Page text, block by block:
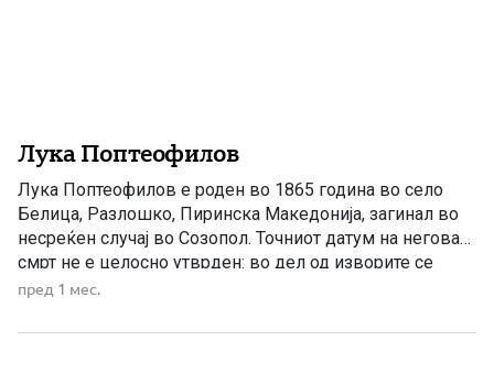
Лука Поптеофилов
Лука Поптеофилов е роден во 1865 година во село
Белица, Разлошко, Пиринска Македонија, загинал во
несреќен случај во Созопол. Точниот датум на неговата
смрт не е целосно утврден: во дел од изворите се
наведува јуни 1911 година, а во други 20 октомври
кој ја ширеше македонската револуционерна […]
пред 1 мес.